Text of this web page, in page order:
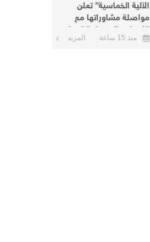
الآلية الخماسية” تعلن
مواصلة مشاوراتها مع
الأطراف السودانية لإنهاء
الأزمة الحالية
منذ 15 ساعة المزيد